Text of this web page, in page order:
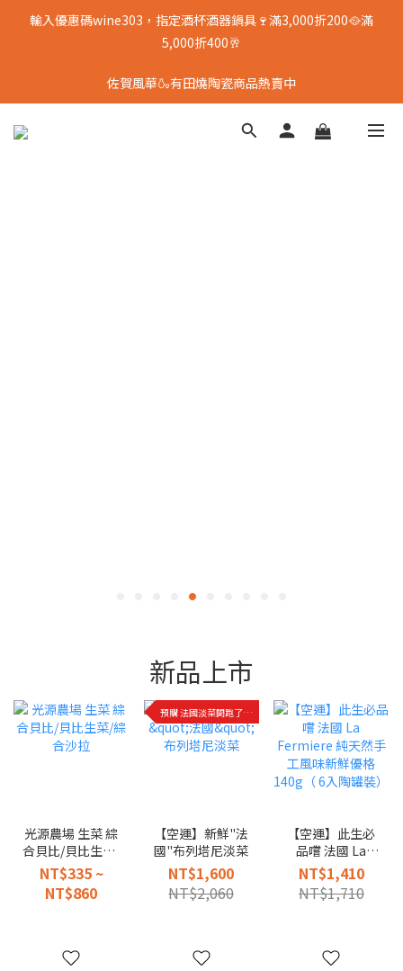
輸入優惠碼wine303，指定酒杯酒器鍋具🍷滿3,000折200🥘滿
5,000折400🥂
佐賀風華🍶有田燒陶瓷商品熱賣中
新品上市
光源農場 生菜 綜
合貝比/貝比生菜/
綜合沙拉
NT$335 ~
NT$860
預購 法國淡菜開跑了!快來品嚐!
【空運】新鮮"法
國"布列塔尼淡菜
NT$1,600
NT$2,060
【空運】此生必
品嚐 法國 La
Fermiere 純天然
手工風味新鮮優
格 140g（ 6入陶
NT$1,410
NT$1,710